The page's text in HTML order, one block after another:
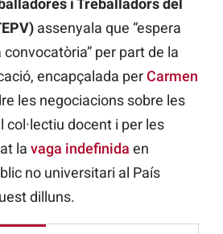
i Treballadors del
assenyala que “espera
per part de la
encapçalada perCarmen
les negociacions sobre les
col·lectiu docent i per les
la vaga indefinida en
no universitari al País
dilluns.